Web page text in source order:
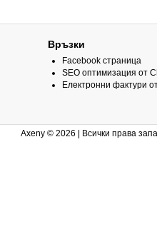
Връзки
Facebook страница
SEO оптимизация от
Електронни фактури
Axeny © 2026 | Всички права